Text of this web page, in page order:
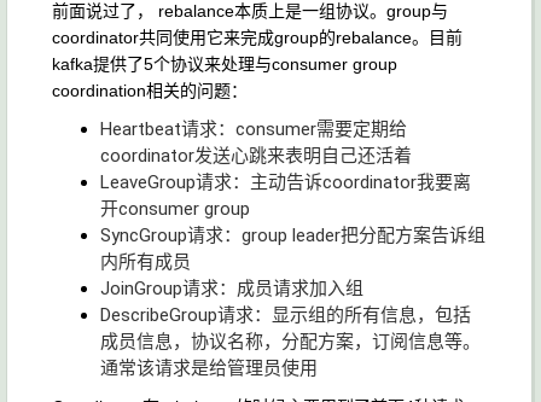
前面说过了， rebalance本质上是一组协议。group与
coordinator共同使用它来完成group的rebalance。目前
kafka提供了5个协议来处理与consumer group
coordination相关的问题：
Heartbeat请求：consumer需要定期给
coordinator发送心跳来表明自己还活着
LeaveGroup请求：主动告诉coordinator我要离
开consumer group
SyncGroup请求：group leader把分配方案告诉组
内所有成员
JoinGroup请求：成员请求加入组
DescribeGroup请求：显示组的所有信息，包括
成员信息，协议名称，分配方案，订阅信息等。
通常该请求是给管理员使用